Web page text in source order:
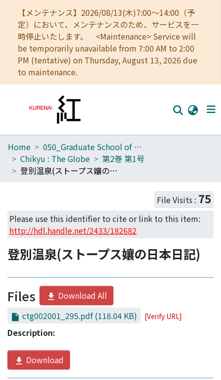
【メンテナンス】2026/08/13(木)7:00～14:00（予
定）において、メンテナンスのため、サービスを一
時停止いたします。 <Maintenance> Service will
be temporarily unavailable from 7:00 AM to 2:00
PM (tentative) on Thursday, August 13, 2026 due
to maintenance.
Home
Communities
Access Statistics
Library Network
Home
050_Graduate School of Science
Chikyu : The Globe
第2巻 第1号
登別温泉(ストープス孃の日本日記)
File Visits : 75
Please use this identifier to cite or link to this item:
http://hdl.handle.net/2433/182682
登別温泉(ストープス孃の日本日記)
Files
Download All
ctg002001_295.pdf(118.04 KB) [Verify URL]
Description:
Download